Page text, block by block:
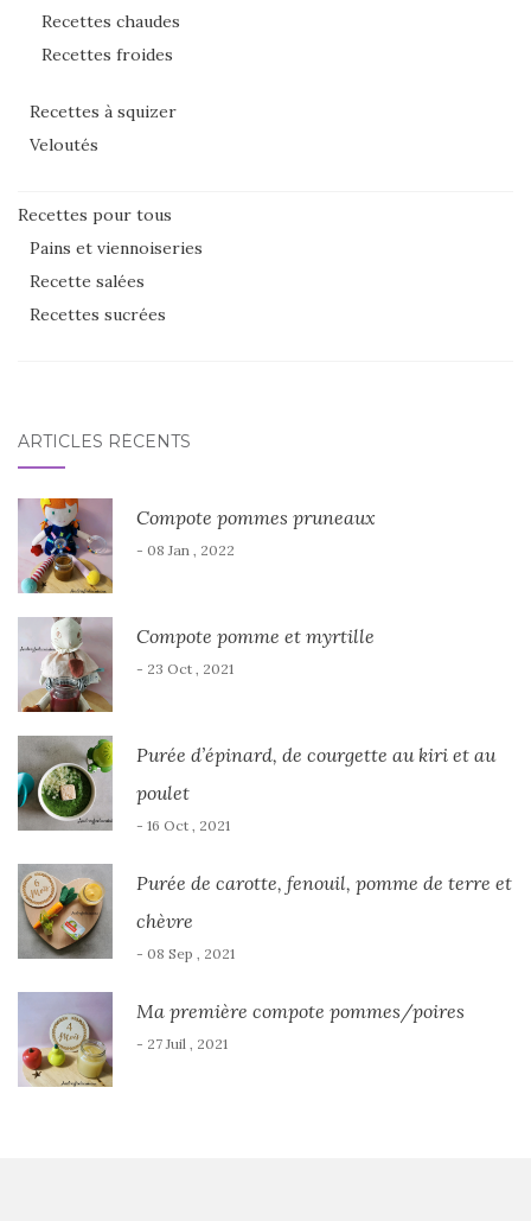
Recettes chaudes
Recettes froides
Recettes à squizer
Veloutés
Recettes pour tous
Pains et viennoiseries
Recette salées
Recettes sucrées
ARTICLES RÉCENTS
Compote pommes pruneaux
- 08 Jan , 2022
Compote pomme et myrtille
- 23 Oct , 2021
Purée d’épinard, de courgette au kiri et au
poulet
- 16 Oct , 2021
Purée de carotte, fenouil, pomme de terre et
chèvre
- 08 Sep , 2021
Ma première compote pommes/poires
- 27 Juil , 2021